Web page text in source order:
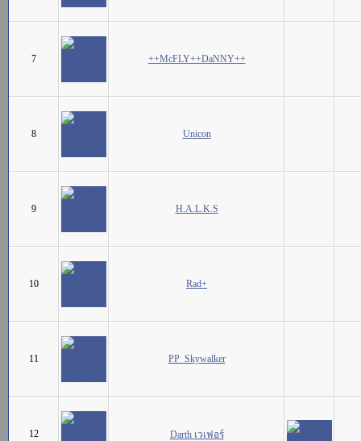
7 ++McFLY++DaNNY++
8 Unicon
9 H.A.L.K.S
10 Rad+
11 PP_Skywalker
12 Darth เวเฟอร์